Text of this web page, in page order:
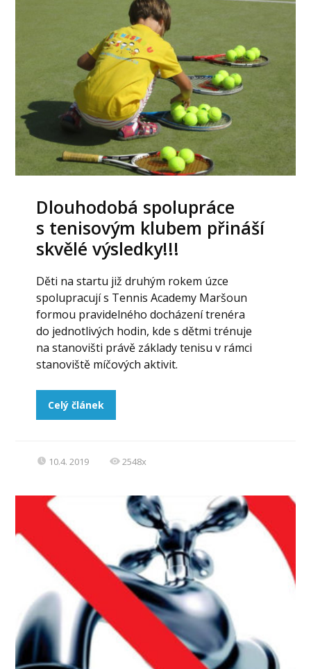
Dlouhodobá spolupráce
s tenisovým klubem přináší
skvělé výsledky!!!
Děti na startu již druhým rokem úzce
spolupracují s Tennis Academy Maršoun
formou pravidelného docházení trenéra
do jednotlivých hodin, kde s dětmi trénuje
na stanovišti právě základy tenisu v rámci
stanoviště míčových aktivit.
Celý článek
10.4. 2019 2548x